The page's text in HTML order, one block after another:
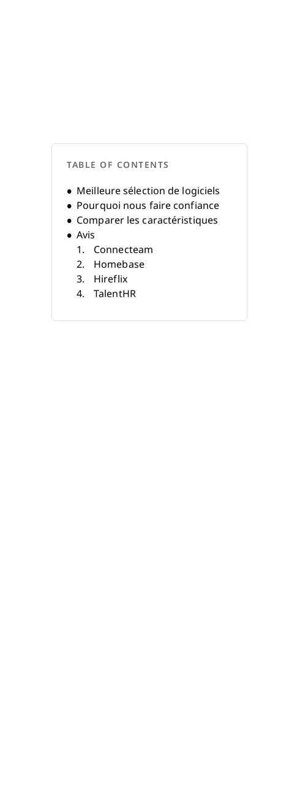
TABLE OF CONTENTS
Meilleure sélection de logiciels
Pourquoi nous faire confiance
Comparer les caractéristiques
Avis
Connecteam
Homebase
Hireflix
TalentHR
Zoho People